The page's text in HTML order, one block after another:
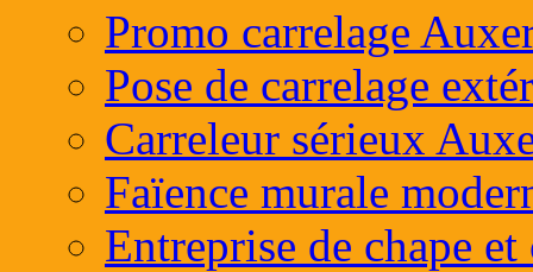
Promo carrelage
Pose de carrelage
Carreleur sérieux
Faïence murale
Entreprise de chape